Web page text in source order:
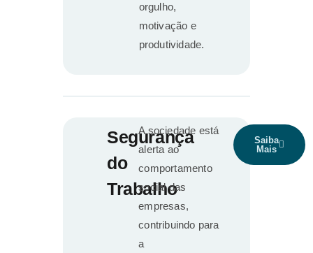
orgulho,
motivação e
produtividade.
Segurança
do
Trabalho
A sociedade está
alerta ao
comportamento
social das
empresas,
contribuindo para
a
Saiba
Mais